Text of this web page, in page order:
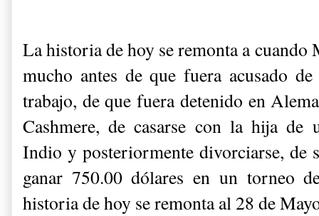
La historia de hoy se remonta a cuando
mucho antes de que fuera acusado
trabajo, de que fuera detenido en
Cashmere, de casarse con la hija de
Indio y posteriormente divorciarse, de
ganar 750.00 dólares en un torneo
historia de hoy se remonta al 28 de